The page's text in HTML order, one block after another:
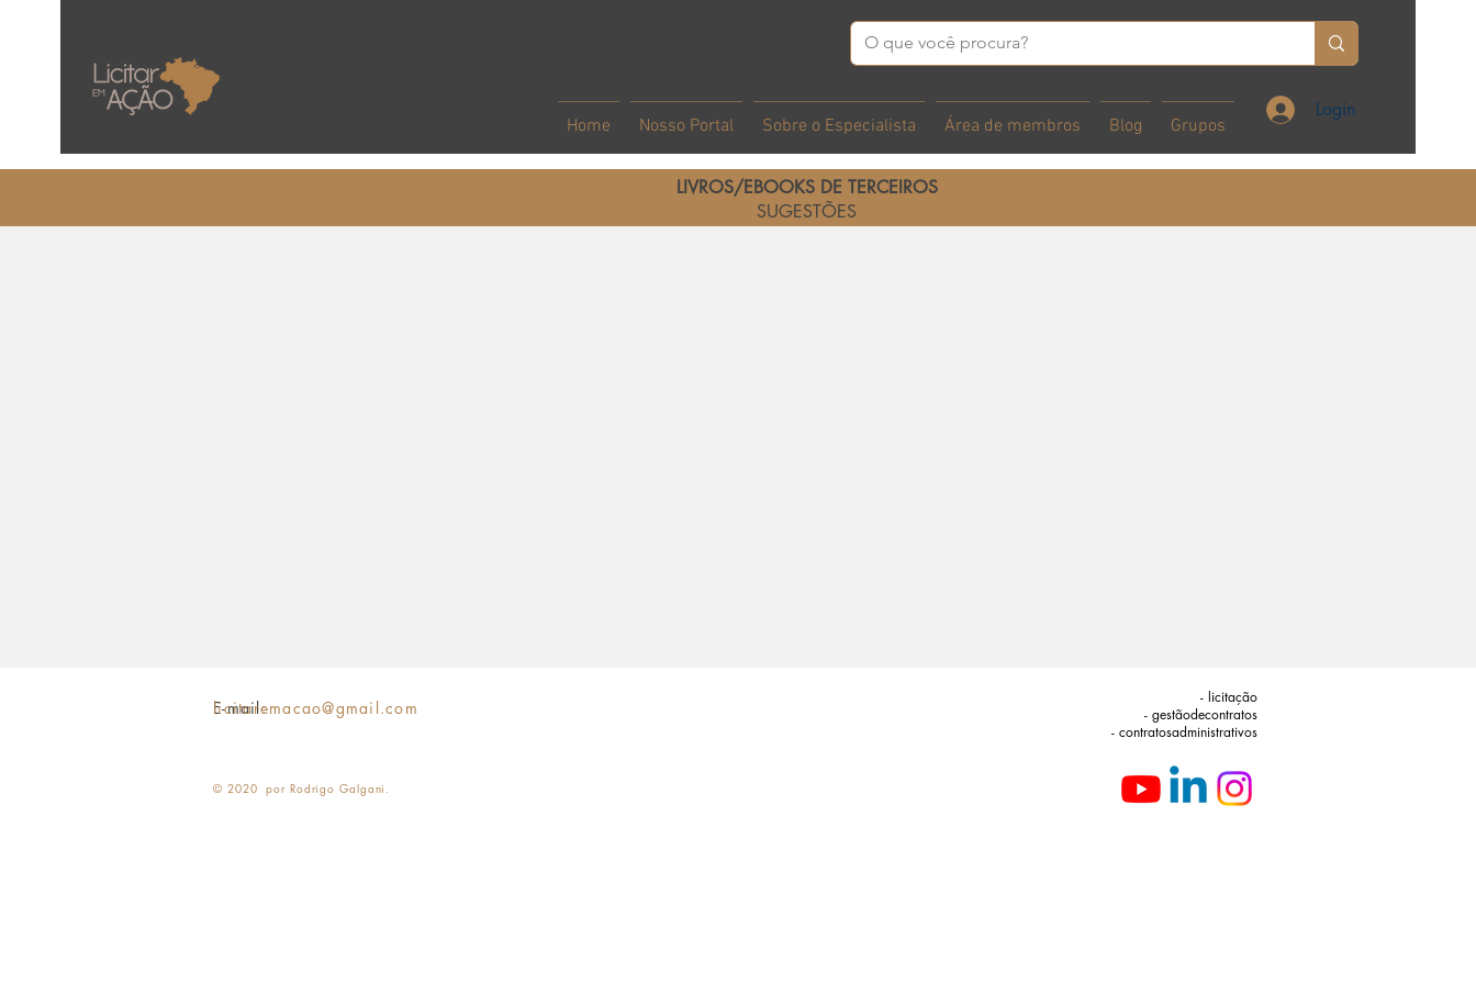
Home Nosso Portal Sobre o Especialista Área de membros Blog Grupos
Login
LIVROS/EBOOKS DE TERCEIROS
SUGESTÕES
E-mail:
licitaremacao@gmail.com
© 2020 por Rodrigo Galgani.
- licitação
- gestãodecontratos
- contratosadministrativos​​